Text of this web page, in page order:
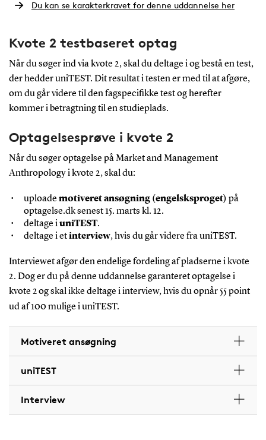
Du kan se karakterkravet for denne uddannelse her
Kvote 2 testbaseret optag
Når du søger ind via kvote 2, skal du deltage i og bestå en test,
der hedder uniTEST. Dit resultat i testen er med til at afgøre,
om du går videre til den fagspecifikke test og herefter
kommer i betragtning til en studieplads.
Optagelsesprøve i kvote 2
Når du søger optagelse på Market and Management
Anthropology i kvote 2, skal du:
uploade motiveret ansøgning (engelsksproget) på
optagelse.dk senest 15. marts kl. 12.
deltage iuniTEST.
deltage i etinterview, hvis du går videre fra uniTEST.
Interviewet afgør den endelige fordeling af pladserne i kvote
2. Dog er du på denne uddannelse garanteret optagelse i
kvote 2 og skal ikke deltage i interview, hvis du opnår 55 point
ud af 100 mulige i uniTEST.
Motiveret ansøgning
uniTEST
Interview